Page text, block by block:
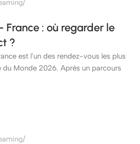
France : où regarder le
?
est l'un des rendez-vous les plus
du Monde 2026. Après un parcours